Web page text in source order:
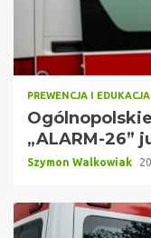
PREWENCJA I
„ALARM-26”
Szymon Walkowiak